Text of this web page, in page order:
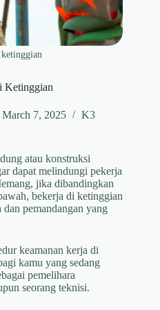
Ketinggian
March 7, 2025 K3
atau konstruksi
dapat melindungi pekerja
jika dibandingkan
bekerja di ketinggian
dan pemandangan yang
keamanan kerja di
kamu yang sedang
pemelihara
seorang teknisi.